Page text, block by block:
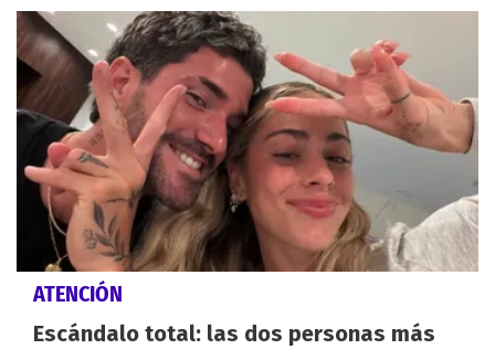
ATENCIÓN
Escándalo total: las dos personas más